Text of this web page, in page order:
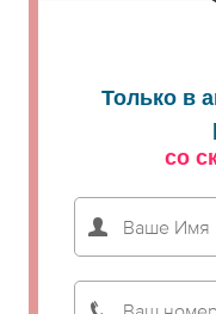
Только в
со